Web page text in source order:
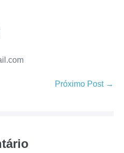
Próximo Post →